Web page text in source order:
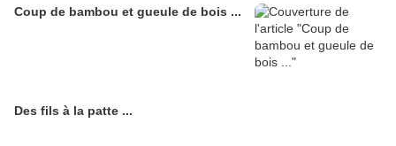
Coup de bambou et gueule de bois ...
Des fils à la patte ...